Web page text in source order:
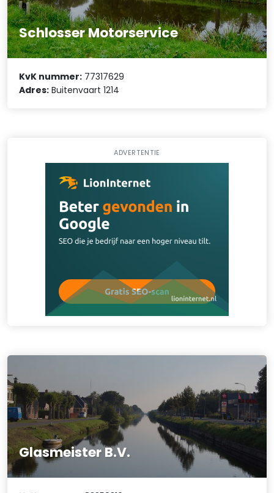
Schlosser Motorservice
KvK nummer: 77317629
Adres: Buitenvaart 1214
ADVERTENTIE
Glasmeister B.V.